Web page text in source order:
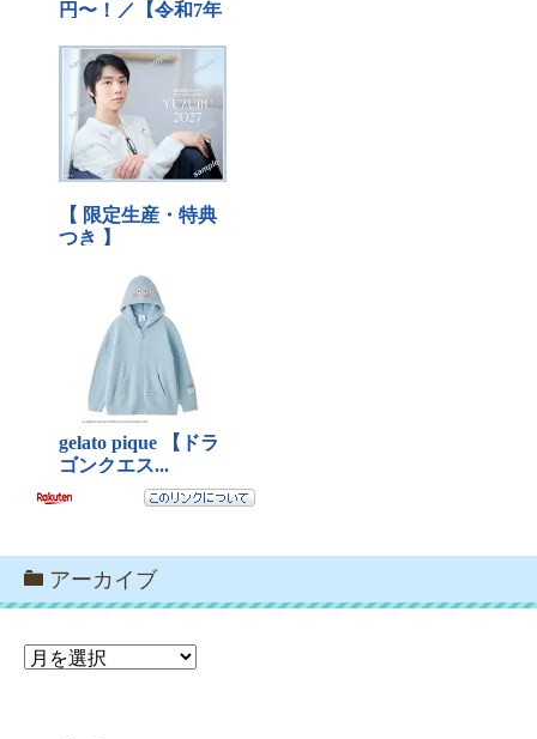
アーカイブ
ア